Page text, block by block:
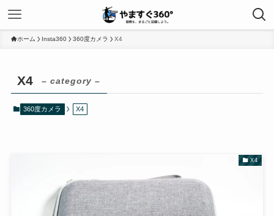
ホーム Insta360 360度カメラ X4
X4 – category –
360度カメラ X4
X4